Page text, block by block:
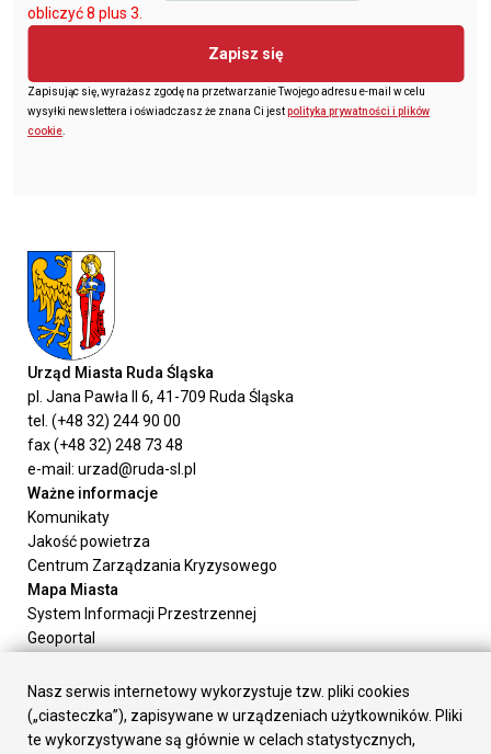
obliczyć 8 plus 3.
Zapisz się
Zapisując się, wyrażasz zgodę na przetwarzanie Twojego adresu e-mail w celu
wysyłki newslettera i oświadczasz że znana Ci jestpolityka prywatności i plików
cookie.
Urząd Miasta Ruda Śląska
pl. Jana Pawła II 6, 41-709 Ruda Śląska
tel. (+48 32) 244 90 00
fax (+48 32) 248 73 48
e-mail: urzad@ruda-sl.pl
Ważne informacje
Komunikaty
Jakość powietrza
Centrum Zarządzania Kryzysowego
Mapa Miasta
System Informacji Przestrzennej
Geoportal
Załatw sprawę
Prezydent Miasta
Rada Miasta
Nasz serwis internetowy wykorzystuje tzw. pliki cookies
(„ciasteczka”), zapisywane w urządzeniach użytkowników. Pliki
te wykorzystywane są głównie w celach statystycznych,